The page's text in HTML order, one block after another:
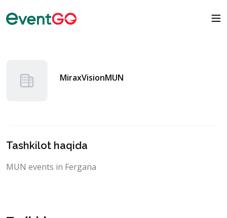
MiraxVisionMUN
Tashkilot haqida
MUN events in Fergana